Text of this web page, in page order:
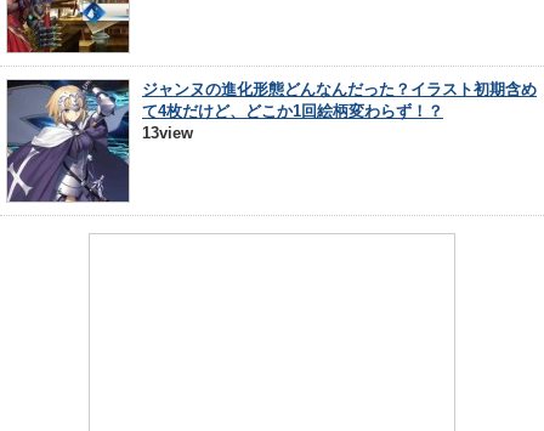
ジャンヌの進化形態どんなんだった？イラスト初期含め
て4枚だけど、どこか1回絵柄変わらず！？
13view